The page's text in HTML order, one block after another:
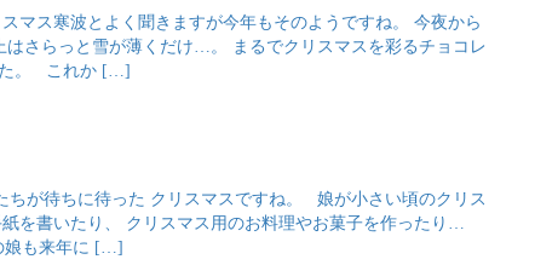
マス寒波とよく聞きますが今年もそのようですね。 今夜から
さらっと雪が薄くだけ…。 まるでクリスマスを彩るチョコレ
た。 これか […]
ちが待ちに待った クリスマスですね。 娘が小さい頃のクリス
を書いたり、 クリスマス用のお料理やお菓子を作ったり…
娘も来年に […]